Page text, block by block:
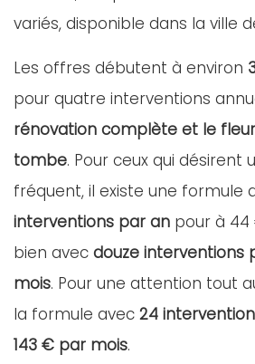
variés, disponible dans la ville de
Les offres débutent à environ
pour quatre interventions
rénovation complète et le
tombe. Pour ceux qui désirent
fréquent, il existe une formule
interventions par an pour à 44
bien avec douze interventions
mois. Pour une attention tout
la formule avec 24
143 € par mois.